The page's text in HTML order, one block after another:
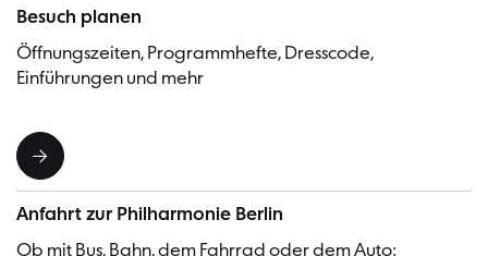
Besuch planen
Öffnungszeiten, Programmhefte, Dresscode,
Einführungen und mehr
Anfahrt zur Philharmonie Berlin
Ob mit Bus, Bahn, dem Fahrrad oder dem Auto: